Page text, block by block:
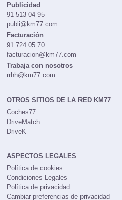
Publicidad
91 513 04 95
publi@km77.com
Facturación
91 724 05 70
facturacion@km77.com
Trabaja con nosotros
rrhh@km77.com
OTROS SITIOS DE LA RED KM77
Coches77
DriveMatch
DriveK
ASPECTOS LEGALES
Política de cookies
Condiciones Legales
Política de privacidad
Cambiar preferencias de privacidad